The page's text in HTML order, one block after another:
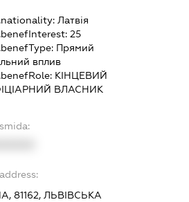
Латвія
25
Прямий
вплив
КІНЦЕВИЙ
ВЛАСНИК
81162, ЛЬВІВСЬКА